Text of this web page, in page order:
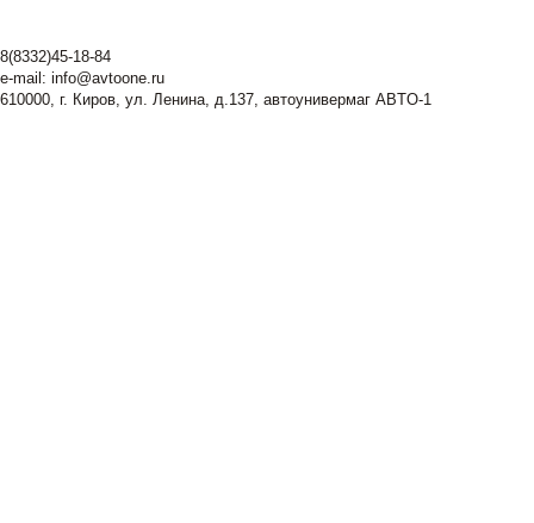
8(8332)45-18-84
e-mail: info@avtoone.ru
610000, г. Киров, ул. Ленина, д.137, автоунивермаг ABTO-1